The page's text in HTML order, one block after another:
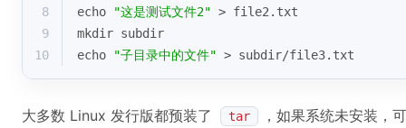
8
echo "这是测试文件2" > file2.txt
9
mkdir subdir
10
echo "子目录中的文件" > subdir/file3.txt
大多数 Linux 发行版都预装了 tar ，如果系统未安装，